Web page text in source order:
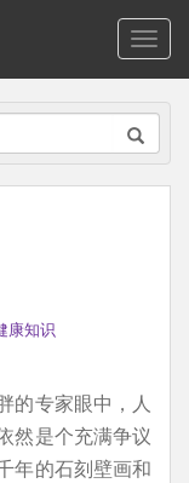
康知识
的专家眼中，人
然是个充满争议
年的石刻壁画和